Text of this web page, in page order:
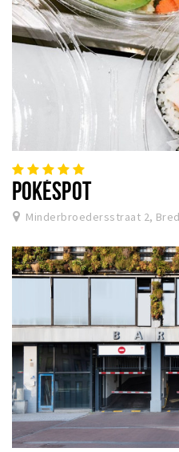
POKÉSPOT
Minderbroedersstraat 2,